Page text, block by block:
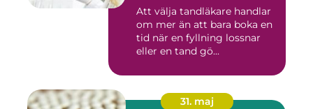
Att välja tandläkare handlar
om mer än att bara boka en
tid när en fyllning lossnar
eller en tand gö...
31. maj